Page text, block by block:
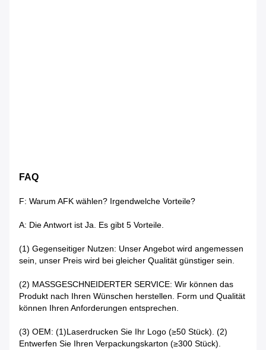
FAQ
F: Warum AFK wählen? Irgendwelche Vorteile?
A: Die Antwort ist Ja. Es gibt 5 Vorteile.
(1) Gegenseitiger Nutzen: Unser Angebot wird angemessen
sein, unser Preis wird bei gleicher Qualität günstiger sein.
(2) MASSGESCHNEIDERTER SERVICE: Wir können das
Produkt nach Ihren Wünschen herstellen. Form und Qualität
können Ihren Anforderungen entsprechen.
(3) OEM: (1)Laserdrucken Sie Ihr Logo (≥50 Stück). (2)
Entwerfen Sie Ihren Verpackungskarton (≥300 Stück).